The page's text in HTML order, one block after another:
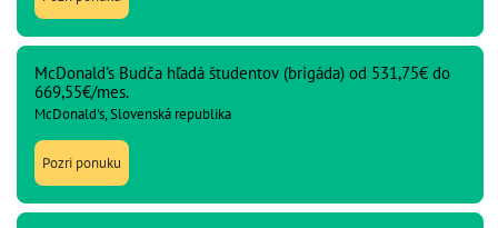
McDonald's Budča hľadá študentov (brigáda) od 531,75€ do
669,55€/mes.
McDonald's, Slovenská republika
Pozri ponuku